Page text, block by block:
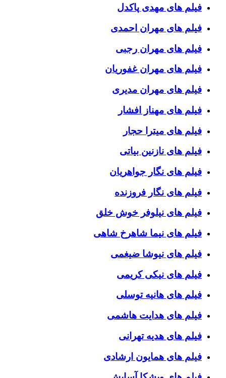
فیلم های مهدی پاکدل
فیلم های مهران احمدی
فیلم های مهران رجبی
فیلم های مهران غفوریان
فیلم های مهران مدیری
فیلم های مهناز افشار
فیلم های میترا حجار
فیلم های نازنین بیاتی
فیلم های نگار جواهریان
فیلم های نگار فروزنده
فیلم های نیلوفر خوش خلق
فیلم های نیما شاهرخ شاهی
فیلم های نیوشا ضیغمی
فیلم های نیکی کریمی
فیلم های هانیه توسلی
فیلم های هدایت هاشمی
فیلم های هدیه تهرانی
فیلم های همایون ارشادی